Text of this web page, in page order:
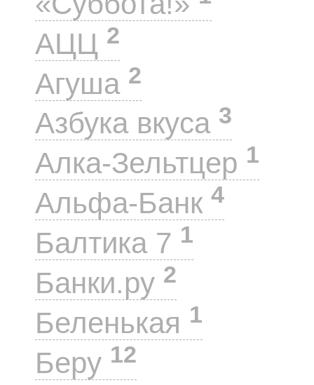
АЦЦ 2
Агуша 2
Азбука вкуса 3
Алка-Зельтцер 1
Альфа-Банк 4
Балтика 7 1
Банки.ру 2
Беленькая 1
Беру 12